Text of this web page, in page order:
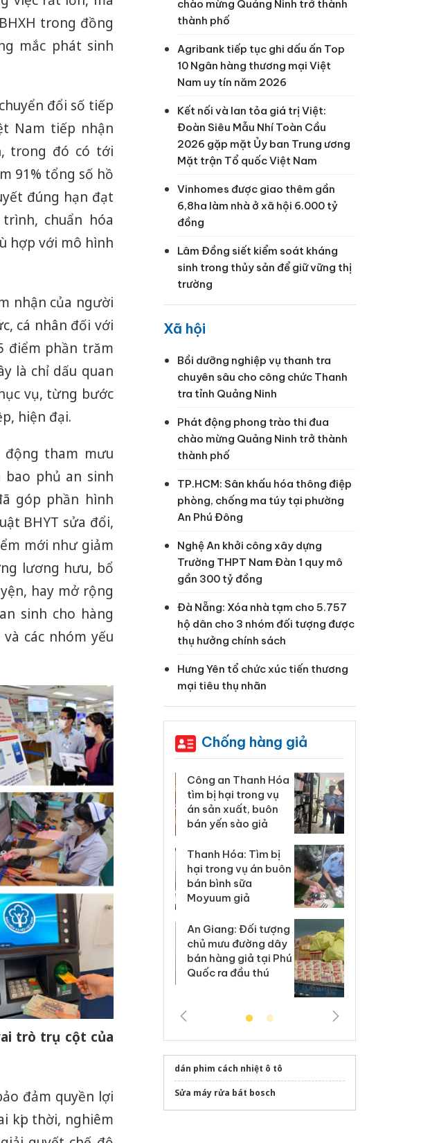
trong đồng
mắc phát sinh
đổi số tiếp
Nam tiếp nhận
trong đó có tới
91% tổng số hồ
đúng hạn đạt
chuẩn hóa
hợp với mô hình
nhận của người
cá nhân đối với
điểm phần trăm
là chỉ dấu quan
vụ, từng bước
hiện đại.
động tham mưu
phủ an sinh
góp phần hình
BHYT sửa đổi,
mới như giảm
lương hưu, bổ
hay mở rộng
sinh cho hàng
các nhóm yếu
trò trụ cột của
đảm quyền lợi
kịp thời, nghiêm
chào mừng Quảng Ninh trở thành
thành phố
Agribank tiếp tục ghi dấu ấn Top
10 Ngân hàng thương mại Việt
Nam uy tín năm 2026
Kết nối và lan tỏa giá trị Việt:
Đoàn Siêu Mẫu Nhí Toàn Cầu
2026 gặp mặt Ủy ban Trung ương
Mặt trận Tổ quốc Việt Nam
Vinhomes được giao thêm gần
6,8ha làm nhà ở xã hội 6.000 tỷ
đồng
Lâm Đồng siết kiểm soát kháng
sinh trong thủy sản để giữ vững thị
trường
Xã hội
Bồi dưỡng nghiệp vụ thanh tra
chuyên sâu cho công chức Thanh
tra tỉnh Quảng Ninh
Phát động phong trào thi đua
chào mừng Quảng Ninh trở thành
thành phố
TP.HCM: Sân khấu hóa thông điệp
phòng, chống ma túy tại phường
An Phú Đông
Nghệ An khởi công xây dựng
Trường THPT Nam Đàn 1 quy mô
gần 300 tỷ đồng
Đà Nẵng: Xóa nhà tạm cho 5.757
hộ dân cho 3 nhóm đối tượng được
thụ hưởng chính sách
Hưng Yên tổ chức xúc tiến thương
mại tiêu thụ nhãn
Chống hàng giả
Công an Thanh Hóa
tìm bị hại trong vụ
án sản xuất, buôn
bán yến sào giả
Thanh Hóa: Tìm bị
hại trong vụ án buôn
bán bình sữa
Moyuum giả
An Giang: Đối tượng
chủ mưu đường dây
bán hàng giả tại Phú
Quốc ra đầu thú
Lào Cai xử lý 83 vụ vi
phạm thương mại
trong tháng 7
Hưng Yên: Xử lý 6 hộ
kinh doanh bán hàng
giả mạo nhãn hiệu
Adidas, Nike
Cà Mau: Tiêu hủy
công khai hàng ngàn
sản phẩm nhập lậu,
bảo vệ môi trường
dán phim cách nhiệt ô tô
Sửa máy rửa bát bosch